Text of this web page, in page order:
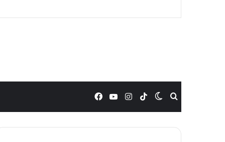
Switch
skin
TikTok
Instagram
YouTube
Facebook